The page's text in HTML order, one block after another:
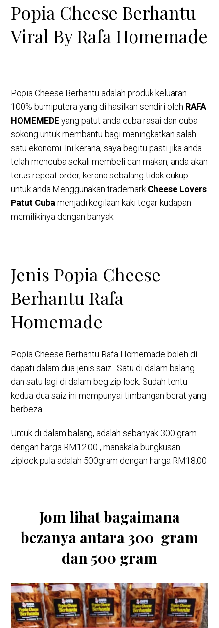
Popia Cheese Berhantu
Viral By Rafa Homemade
Popia Cheese Berhantu adalah produk keluaran
100% bumiputera yang di hasilkan sendiri oleh RAFA
HOMEMEDEyang patut anda cuba rasai dan cuba
sokong untuk membantu bagi meningkatkan salah
satu ekonomi. Ini kerana, saya begitu pasti jika anda
telah mencuba sekali membeli dan makan, anda akan
terus repeat order, kerana sebalang tidak cukup
untuk anda.Menggunakan trademark Cheese Lovers
Patut Cubamenjadi kegilaan kaki tegar kudapan
memilikinya dengan banyak.
Jenis Popia Cheese
Berhantu Rafa
Homemade
Popia Cheese Berhantu Rafa Homemade boleh di
dapati dalam dua jenis saiz . Satu di dalam balang
dan satu lagi di dalam beg zip lock. Sudah tentu
kedua-dua saiz ini mempunyai timbangan berat yang
berbeza.
Untuk di dalam balang, adalah sebanyak 300 gram
dengan harga RM12.00 , manakala bungkusan
ziplock pula adalah 500gram dengan harga RM18.00
Jom lihat bagaimana
bezanya antara 300 gram
dan 500 gram